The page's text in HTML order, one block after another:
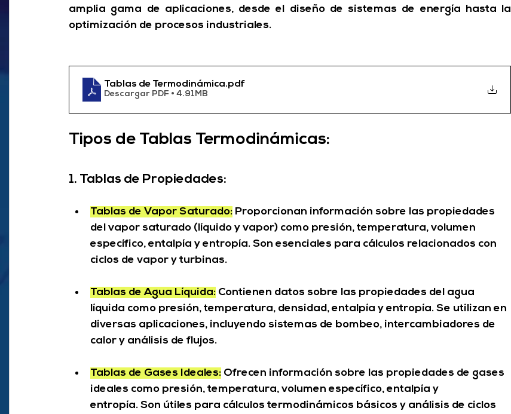
amplia gama de aplicaciones, desde el diseño de sistemas de energía hasta la
optimización de procesos industriales.
Tablas de Termodinámica.pdf
Descargar PDF • 4.91MB
Tipos de Tablas Termodinámicas:
1. Tablas de Propiedades:
Tablas de Vapor Saturado: Proporcionan información sobre las propiedades
del vapor saturado (líquido y vapor) como presión, temperatura, volumen
específico, entalpía y entropía. Son esenciales para cálculos relacionados con
ciclos de vapor y turbinas.
Tablas de Agua Líquida: Contienen datos sobre las propiedades del agua
líquida como presión, temperatura, densidad, entalpía y entropía. Se utilizan en
diversas aplicaciones, incluyendo sistemas de bombeo, intercambiadores de
calor y análisis de flujos.
Tablas de Gases Ideales: Ofrecen información sobre las propiedades de gases
ideales como presión, temperatura, volumen específico, entalpía y
entropía. Son útiles para cálculos termodinámicos básicos y análisis de ciclos